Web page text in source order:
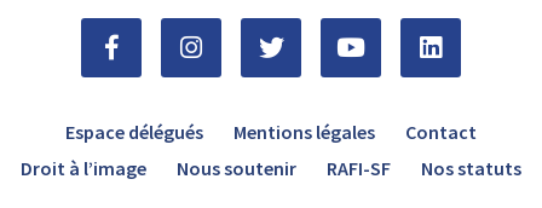
Espace délégués Mentions légales
Contact
Droit à l’image
Nous soutenir RAFI-SF Nos statuts